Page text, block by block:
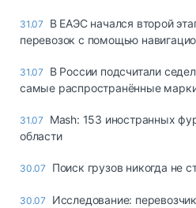
31.07
В ЕАЭС начался второй
перевозок с помощью
31.07
В России подсчитали
самые распространённые
31.07
Mash: 153 иностранных
области
30.07 Поиск грузов никогда не
30.07
Исследование: